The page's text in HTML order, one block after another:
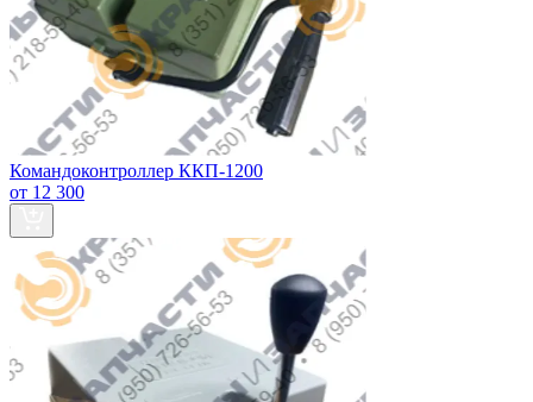
Командоконтроллер ККП-1200
от 12 300